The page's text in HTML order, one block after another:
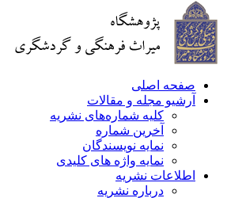
صفحه اصلی
آرشیو مجله و مقالات
کلیه شماره‌های نشریه
آخرین شماره
نمایه نویسندگان
نمایه واژه های کلیدی
اطلاعات نشریه
درباره نشریه